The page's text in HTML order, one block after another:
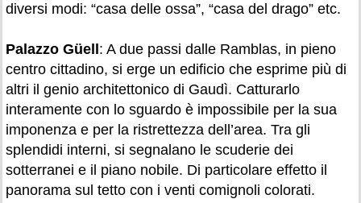
diversi modi: “casa delle ossa”, “casa del drago” etc.
Palazzo Güell : A due passi dalle Ramblas, in pieno
centro cittadino, si erge un edificio che esprime più di
altri il genio architettonico di Gaudì. Catturarlo
interamente con lo sguardo è impossibile per la sua
imponenza e per la ristrettezza dell’area. Tra gli
splendidi interni, si segnalano le scuderie dei
sotterranei e il piano nobile. Di particolare effetto il
panorama sul tetto con i venti comignoli colorati.